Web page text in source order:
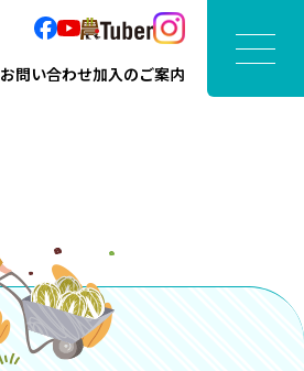
お問い合わせ加入のご案内